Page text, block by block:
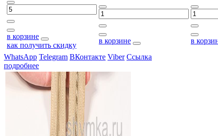
в корзине
как получить скидку
в корзине
в
WhatsApp Telegram ВКонтакте Viber Ссылка
подробнее